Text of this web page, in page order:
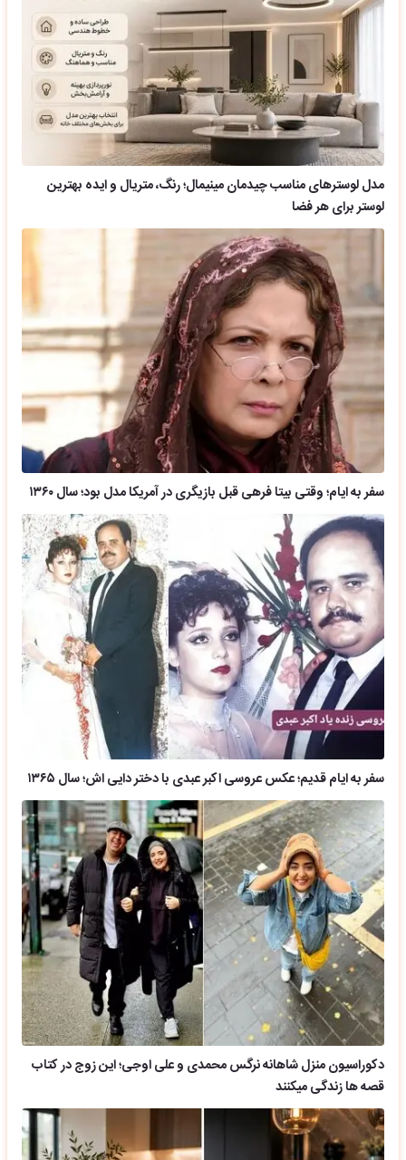
مدل لوسترهای مناسب چیدمان مینیمال؛ رنگ، متریال و ایده بهترین
لوستر برای هر فضا
سفر به ایام؛ وقتی بیتا فرهی قبل بازیگری در آمریکا مدل بود؛ سال ۱۳۶۰
سفر به ایام قدیم؛ عکس عروسی اکبر عبدی با دختر دایی اش؛ سال ۱۳۶۵
دکوراسیون منزل شاهانه نرگس محمدی و علی اوجی؛ این زوج در کتاب
قصه ها زندگی میکنند